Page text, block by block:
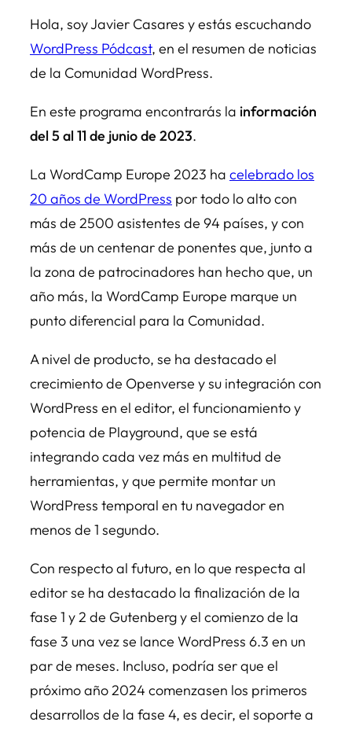
Hola, soy Javier Casares y estás escuchando
WordPress Pódcast, en el resumen de noticias
de la Comunidad WordPress.
En este programa encontrarás la información
del 5 al 11 de junio de 2023.
La WordCamp Europe 2023 ha celebrado los
20 años de WordPress por todo lo alto con
más de 2500 asistentes de 94 países, y con
más de un centenar de ponentes que, junto a
la zona de patrocinadores han hecho que, un
año más, la WordCamp Europe marque un
punto diferencial para la Comunidad.
A nivel de producto, se ha destacado el
crecimiento de Openverse y su integración con
WordPress en el editor, el funcionamiento y
potencia de Playground, que se está
integrando cada vez más en multitud de
herramientas, y que permite montar un
WordPress temporal en tu navegador en
menos de 1 segundo.
Con respecto al futuro, en lo que respecta al
editor se ha destacado la finalización de la
fase 1 y 2 de Gutenberg y el comienzo de la
fase 3 una vez se lance WordPress 6.3 en un
par de meses. Incluso, podría ser que el
próximo año 2024 comenzasen los primeros
desarrollos de la fase 4, es decir, el soporte a